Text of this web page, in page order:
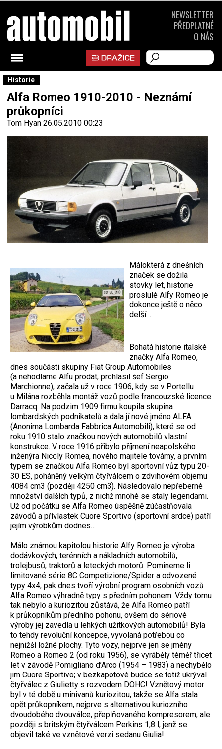
Historie
Alfa Romeo 1910-2010 - Neznámí
průkopníci
Tom Hyan 26.05.2010 00:23
Málokterá z dnešních
značek se dožila
stovky let, historie
proslulé Alfy Romeo je
dokonce ještě o něco
delší…
Bohatá historie italské
značky Alfa Romeo,
dnes součásti skupiny Fiat Group Automobiles
(a nehodláme Alfu prodat, prohlásil šéf Sergio
Marchionne), začala už v roce 1906, kdy se v Portellu
u Milána rozběhla montáž vozů podle francouzské licence
Darracq. Na podzim 1909 firmu koupila skupina
lombardských podnikatelů a dala jí nové jméno ALFA
(Anonima Lombarda Fabbrica Automobili), které se od
roku 1910 stalo značkou nových automobilů vlastní
konstrukce. V roce 1916 přibylo příjmení neapolského
inženýra Nicoly Romea, nového majitele továrny, a prvním
typem se značkou Alfa Romeo byl sportovní vůz typu 20-
30 ES, poháněný velkým čtyřválcem o zdvihovém objemu
4084 cm3 (později 4250 cm3). Následovalo nepřeberné
množství dalších typů, z nichž mnohé se staly legendami.
Už od počátku se Alfa Romeo úspěšně zúčastňovala
závodů a přívlastek Cuore Sportivo (sportovní srdce) patří
jejím výrobkům dodnes…
Málo známou kapitolou historie Alfy Romeo je výroba
dodávkových, terénních a nákladních automobilů,
trolejbusů, traktorů a leteckých motorů. Pomineme li
limitované série 8C Competizione/Spider a odvozené
typy 4x4, pak dnes tvoří výrobní program osobních vozů
Alfa Romeo výhradně typy s předním pohonem. Vždy tomu
tak nebylo a kuriozitou zůstává, že Alfa Romeo patří
k průkopníkům předního pohonu, ovšem do sériové
výroby jej zavedla u lehkých užitkových automobilů! Byla
to tehdy revoluční koncepce, vyvolaná potřebou co
nejnižší ložné plochy. Tyto vozy, nejprve jen se jmény
Romeo a Romeo 2 (od roku 1956), se vyráběly téměř třicet
let v závodě Pomigliano d’Arco (1954 – 1983) a nechybělo
jim Cuore Sportivo; v bezkapotové budce se totiž ukrýval
čtyřválec z Giulietty s rozvodem DOHC! Vznětový motor
byl v té době u minivanů kuriozitou, takže se Alfa stala
opět průkopníkem, nejprve s alternativou kuriozního
dvoudobého dvouválce, přeplňovaného kompresorem, ale
později s britským čtyřválcem Perkins 1,8 l, jenž se
objevil také ve vznětové verzi sedanu Giulia!
NEWSLETTER
PŘEDPLATNÉ
O NÁS